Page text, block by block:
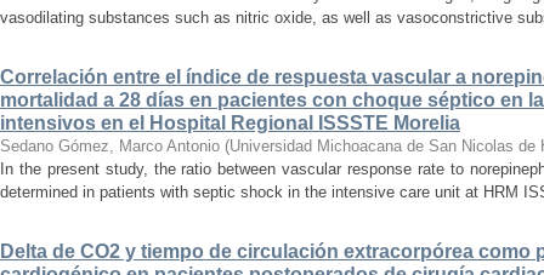
vasodilating substances such as nitric oxide, as well as vasoconstrictive
Correlación entre el índice de respuesta vascular a
mortalidad a 28 días en pacientes con choque séptico en
intensivos en el Hospital Regional ISSSTE Morelia
Sedano Gómez, Marco Antonio (Universidad Michoacana de San Nicolas de
In the present study, the ratio between vascular response rate to
determined in patients with septic shock in the intensive care unit at HRM
Delta de CO2 y tiempo de circulación extracorpórea como